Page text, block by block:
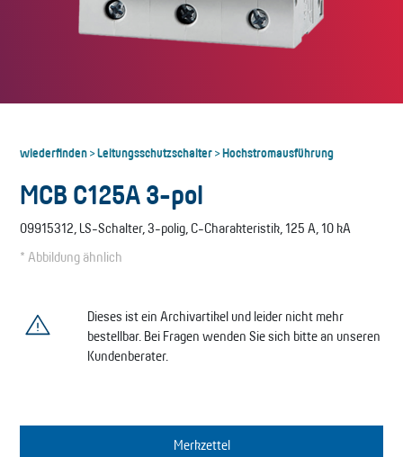
wiederfinden>Leitungsschutzschalter>Hochstromausführung
MCB C125A 3-pol
09915312, LS-Schalter, 3-polig, C-Charakteristik, 125 A, 10 kA
* Abbildung ähnlich
Dieses ist ein Archivartikel und leider nicht mehr
bestellbar. Bei Fragen wenden Sie sich bitte an unseren
Kundenberater.
Merkzettel